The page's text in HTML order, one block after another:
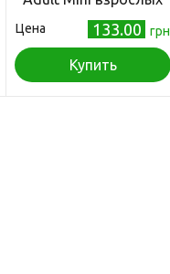
лососем и треской, 140
г
Цена 133.00 грн
Купить